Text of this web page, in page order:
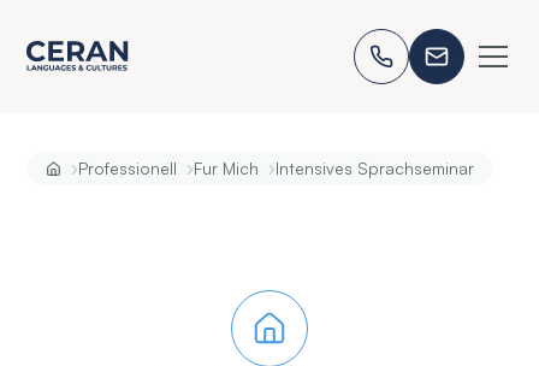
›Professionell ›Fur Mich ›Intensives Sprachseminar